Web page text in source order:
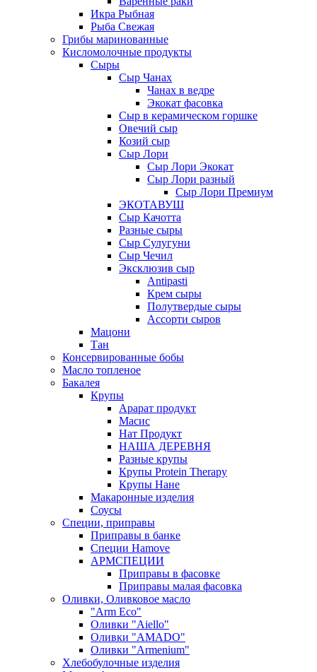
Икра Рыбная
Рыба Свежая
Грибы маринованные
Кисломолочные продукты
Сыры
Сыр Чанах
Чанах в ведре
Экокат фасовка
Сыр в керамическом горшке
Овечий сыр
Козий сыр
Сыр Лори
Сыр Лори Экокат
Сыр Лори разный
Сыр Лори Премиум
ЭКОТАВУШ
Сыр Качотта
Разные сыры
Сыр Сулугуни
Сыр Чечил
Эксклюзив сыр
Antipasti
Крем сыры
Полутвердые сыры
Ассорти сыров
Мацони
Тан
Консервированные бобы
Масло топленое
Бакалея
Крупы
Арарат продукт
Масис
Нат Продукт
НАША ДЕРЕВНЯ
Разные крупы
Крупы Protein Therapy
Крупы Нане
Макаронные изделия
Соусы
Специи, приправы
Приправы в банке
Специи Hamove
АРМСПЕЦИИ
Приправы в фасовке
Приправы малая фасовка
Оливки, Оливковое масло
"Arm Eco"
Оливки "Aiello"
Оливки "AMADO"
Оливки "Armenium"
Хлебобулочные изделия